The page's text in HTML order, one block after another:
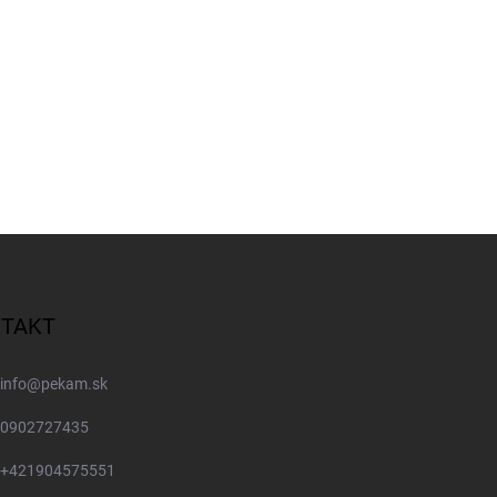
info@pekam.sk
0902727435
+421904575551